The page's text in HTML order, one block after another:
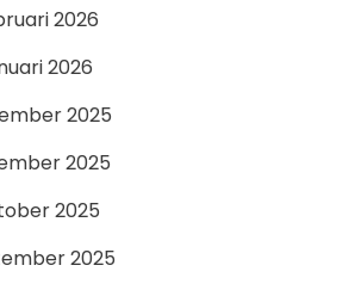
2026
2026
2025
2025
2025
2025